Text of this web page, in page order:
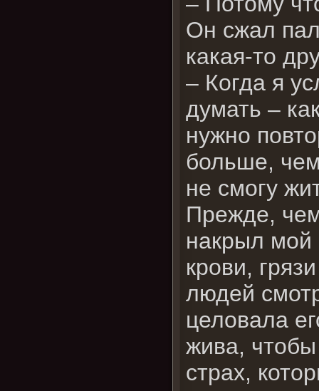
Он сжал
какая-то
– Когда я
думать –
нужно
больше,
не смогу
Прежде,
накрыл мой
крови,
людей
целовала
жива, чтобы
страх,